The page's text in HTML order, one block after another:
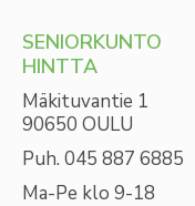
SENIORKUNTO
HINTTA
Mäkituvantie 1
90650 OULU
Puh. 045 887 6885
Ma-Pe klo 9-18